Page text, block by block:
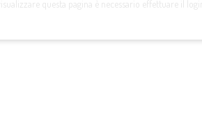
questa pagina è necessario effettuare il login